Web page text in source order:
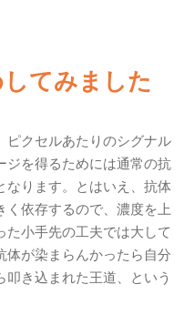
てみました
ピクセルあたりのシグナル
ジを得るためには通常の抗
なります。とはいえ、抗体
依存するので、濃度を上
た小手先の工夫では大して
体が染まらんかったら自分
き込まれた王道、という